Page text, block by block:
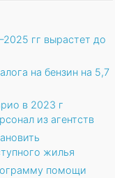
гг вырастет до
на бензин на 5,7
в 2023 г
из агентств
жилья
помощи